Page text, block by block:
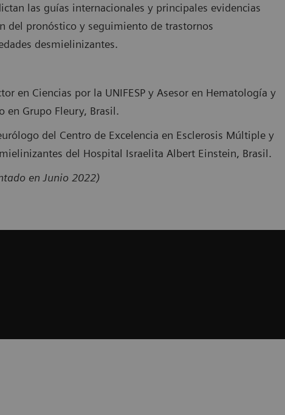
las guías internacionales y principales evidencias
del pronóstico y seguimiento de trastornos
desmielinizantes.
en Ciencias por la UNIFESP y Asesor en Hematología y
en Grupo Fleury, Brasil.
del Centro de Excelencia en Esclerosis Múltiple y
del Hospital Israelita Albert Einstein, Brasil.
en Junio 2022)